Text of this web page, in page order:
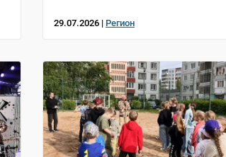
29.07.2026 | Регион